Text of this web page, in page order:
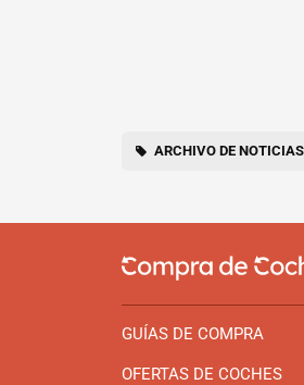
ARCHIVO DE NOTICIAS
GUÍAS DE COMPRA
OFERTAS DE COCHES